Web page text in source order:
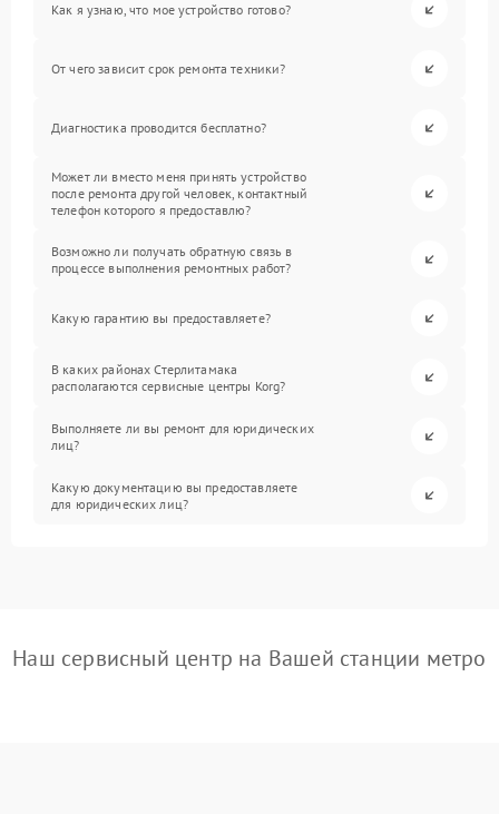
Как я узнаю, что мое устройство готово?
От чего зависит срок ремонта техники?
Диагностика проводится бесплатно?
Может ли вместо меня принять устройство
после ремонта другой человек, контактный
телефон которого я предоставлю?
Возможно ли получать обратную связь в
процессе выполнения ремонтных работ?
Какую гарантию вы предоставляете?
В каких районах Стерлитамака
располагаются сервисные центры Korg?
Выполняете ли вы ремонт для юридических
лиц?
Какую документацию вы предоставляете
для юридических лиц?
Наш сервисный центр на Вашей станции метро